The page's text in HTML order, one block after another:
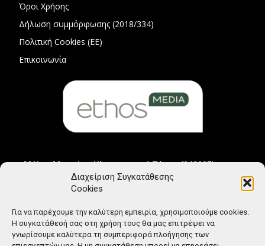
Διαχείριση Συγκατάθεσης
Cookies
Για να παρέχουμε την καλύτερη εμπειρία, χρησιμοποιούμε cookies.
Η συγκατάθεσή σας στη χρήση τους θα μας επιτρέψει να
γνωρίσουμε καλύτερα τη συμπεριφορά πλοήγησης των
Όροι Χρήσης
Δήλωση συμμόρφωσης (2018/334)
Πολιτική Cookies (ΕΕ)
Επικοινωνία
Μέλος Μητρώου Ηλεκτρονικού Τύπου (242225)